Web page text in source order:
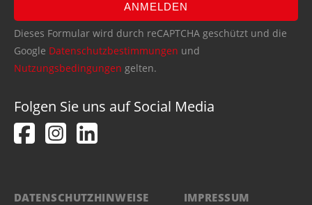
ANMELDEN
Dieses Formular wird durch reCAPTCHA geschützt und die
Google Datenschutzbestimmungen und
Nutzungsbedingungen gelten.
Folgen Sie uns auf Social Media
DATENSCHUTZHINWEISE IMPRESSUM